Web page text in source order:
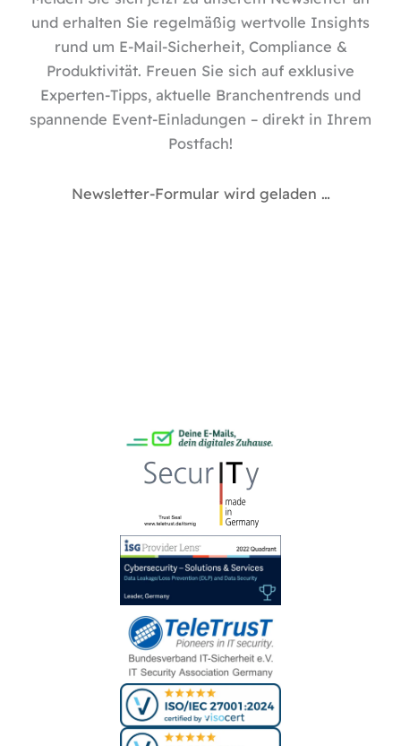
n
und erhalten Sie regelmäßig wertvolle Insights
rund um E-Mail-Sicherheit, Compliance &
Produktivität. Freuen Sie sich auf exklusive
Experten-Tipps, aktuelle Branchentrends und
spannende Event-Einladungen – direkt in Ihrem
Postfach!
Newsletter-Formular wird geladen …